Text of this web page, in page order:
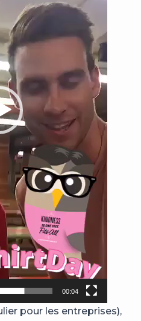
00:04
pour les entreprises),